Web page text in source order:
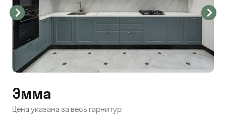
Эмма
Цена указана за весь гарнитур